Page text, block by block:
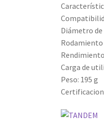
Diámetro
Rodamiento
Carga de
Peso: 195 g